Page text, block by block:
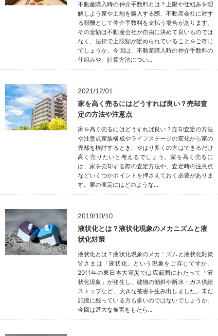
不動産購入時の仲介手数料とは？上限や仕組みを理
解しよう家や土地を購入する際、不動産会社に対す
る報酬として仲介手数料を支払う場合があります。
その金額は不動産会社が自由に決めて良いものでは
なく、法律で上限額が定められていることをご存じ
でしょうか。今回は、不動産購入時の仲介手数料の
仕組みや、計算方法につい...
2021/12/01
家を高く売るにはどうすれば良い？売却査
定の方法や注意点
家を高く売るにはどうすれば良い？売却査定の方法
や注意点家族構成やライフステージの変化から家の
売却を検討するとき、やはり多くの方はできるだけ
高く売りたいと考えるでしょう。家を高く売るに
は、家を売却する際の査定方法や、査定時の注意点
などいくつかポイントを押さえておく必要がありま
す。家の査定にはどのような...
2019/10/10
液状化とは？液状化現象のメカニズムと液
状化対策
液状化とは？液状化現象のメカニズムと液状化対策
皆さまは「液状化」という現象をご存じですか。
2011年の東日本大震災では広範囲にわたって「液
状化現象」が発生し、建物の傾斜や断水・ガス供給
ストップなど、大きな被害を生み出しました。未だ
記憶に残っている方も多いのではないでしょうか。
今回は甚大な被害をもたら...